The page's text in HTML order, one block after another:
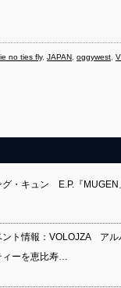
no ties fly,JAPAN,oggywest,
グ・キュン E.P.『
ント情報：VOLOJZA アル
ィーを恵比寿…